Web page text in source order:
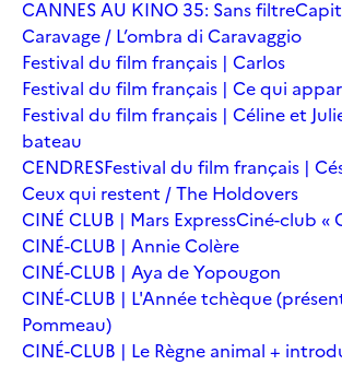
CANNES AU KINO 35: Sans filtre
Caravage / L’ombra di Caravaggio
Festival du film français | Carlos
Festival du film français | Ce qui
Festival du film français | Céline et
bateau
CENDRESFestival du film français |
Ceux qui restent / The Holdovers
CINÉ CLUB | Mars ExpressCiné-club «
CINÉ-CLUB | Annie Colère
CINÉ-CLUB | Aya de Yopougon
CINÉ-CLUB | L'Année tchèque
Pommeau)
CINÉ-CLUB | Le Règne animal +